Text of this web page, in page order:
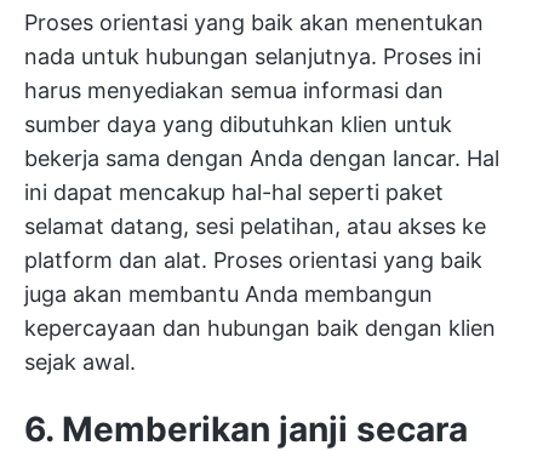
Proses orientasi yang baik akan menentukan
nada untuk hubungan selanjutnya. Proses ini
harus menyediakan semua informasi dan
sumber daya yang dibutuhkan klien untuk
bekerja sama dengan Anda dengan lancar. Hal
ini dapat mencakup hal-hal seperti paket
selamat datang, sesi pelatihan, atau akses ke
platform dan alat. Proses orientasi yang baik
juga akan membantu Anda membangun
kepercayaan dan hubungan baik dengan klien
sejak awal.
6. Memberikan janji secara